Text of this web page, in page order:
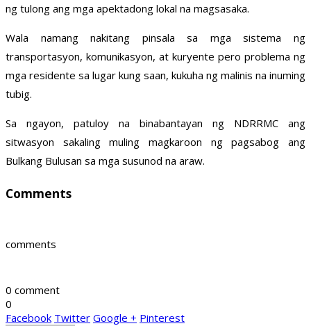
ng tulong ang mga apektadong lokal na magsasaka.
Wala namang nakitang pinsala sa mga sistema ng
transportasyon, komunikasyon, at kuryente pero problema ng
mga residente sa lugar kung saan, kukuha ng malinis na inuming
tubig.
Sa ngayon, patuloy na binabantayan ng NDRRMC ang
sitwasyon sakaling muling magkaroon ng pagsabog ang
Bulkang Bulusan sa mga susunod na araw.
Comments
comments
0 comment
0
Facebook Twitter Google + Pinterest